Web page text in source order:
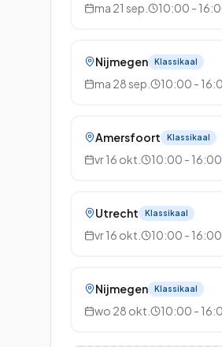
ma 21 sep. 10:00 -
Nijmegen Klassikaal
ma 28 sep. 10:00 -
Amersfoort Klassikaal
vr 16 okt. 10:00 - 16:00
Utrecht Klassikaal
vr 16 okt. 10:00 - 16:00
Nijmegen Klassikaal
wo 28 okt. 10:00 -